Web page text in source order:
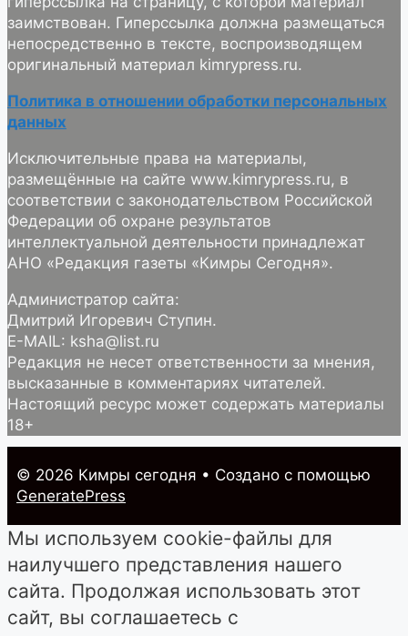
заимствован. Гиперссылка должна размещаться
непосредственно в тексте, воспроизводящем
оригинальный материал kimrypress.ru.
Политика в отношении обработки персональных
данных
Исключительные права на материалы,
размещённые на сайте www.kimrypress.ru, в
соответствии с законодательством Российской
Федерации об охране результатов
интеллектуальной деятельности принадлежат
АНО «Редакция газеты «Кимры Сегодня».
Администратор сайта:
Дмитрий Игоревич Ступин.
E-MAIL: ksha@list.ru
Редакция не несет ответственности за мнения,
высказанные в комментариях читателей.
Настоящий ресурс может содержать материалы
18+
© 2026 Кимры cегодня • Создано с помощью
GeneratePress
Мы используем cookie-файлы для
наилучшего представления нашего
сайта. Продолжая использовать этот
сайт, вы соглашаетесь с